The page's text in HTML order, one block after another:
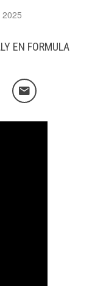
2025
EN FORMULA